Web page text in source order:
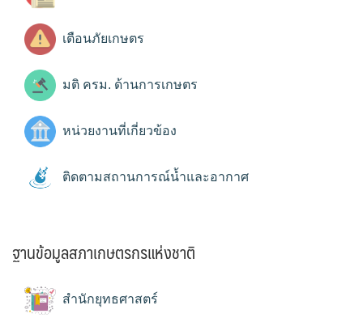
เตือนภัยเกษตร
มติ ครม. ด้านการเกษตร
หน่วยงานที่เกี่ยวข้อง
ติดตามสถานการณ์น้ำและอากาศ
ฐานข้อมูลสภาเกษตรกรแห่งชาติ
สำนักยุทธศาสตร์